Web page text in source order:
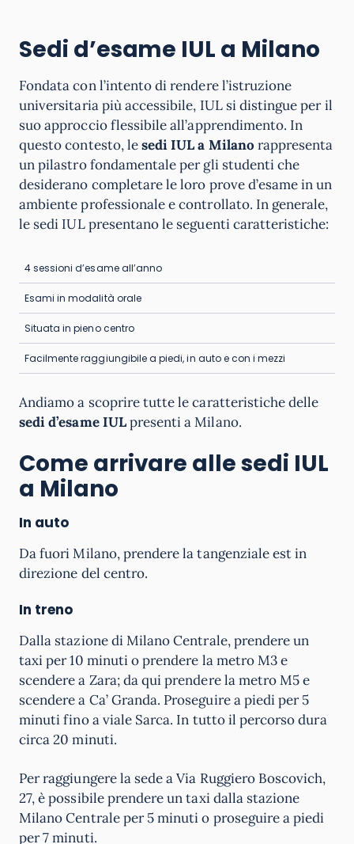
Sedi d’esame IUL a Milano
Fondata con l’intento di rendere l’istruzione
universitaria più accessibile, IUL si distingue per il
suo approccio flessibile all’apprendimento. In
questo contesto, lesediIUL a Milano rappresenta
un pilastro fondamentale per gli studenti che
desiderano completare le loro prove d’esame in un
ambiente professionale e controllato. In generale,
le sedi IUL presentano le seguenti caratteristiche:
4 sessioni d’esame all’anno
Esami in modalità orale
Situata in pieno centro
Facilmente raggiungibile a piedi, in auto e con i mezzi
Andiamo a scoprire tutte le caratteristiche delle
sedi d’esame IULpresenti a Milano.
Come arrivare alle sedi IUL
a Milano
In auto
Da fuori Milano, prendere la tangenziale est in
direzione del centro.
In treno
Dalla stazione di Milano Centrale, prendere un
taxi per 10 minuti o prendere la metro M3 e
scendere a Zara; da qui prendere la metro M5 e
scendere a Ca’ Granda. Proseguire a piedi per 5
minuti fino a viale Sarca. In tutto il percorso dura
circa 20 minuti.
Per raggiungere la sede a Via Ruggiero Boscovich,
27, è possibile prendere un taxi dalla stazione
Milano Centrale per 5 minuti o proseguire a piedi
per 7 minuti.